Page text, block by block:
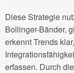
Diese Strategie
Bollinger-Bänder,
erkennt Trends
erfassen. Durch